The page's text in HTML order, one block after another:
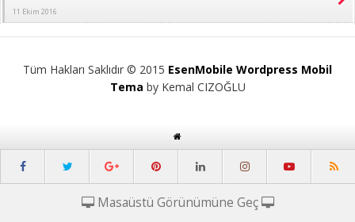
11 Ekim 2016
Tüm Hakları Saklıdır © 2015 EsenMobile Wordpress Mobil
Tema by Kemal CIZOĞLU
Masaüstü Görünümüne Geç